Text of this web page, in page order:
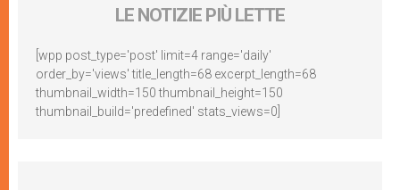
LE NOTIZIE PIÙ LETTE
[wpp post_type='post' limit=4 range='daily'
order_by='views' title_length=68 excerpt_length=68
thumbnail_width=150 thumbnail_height=150
thumbnail_build='predefined' stats_views=0]